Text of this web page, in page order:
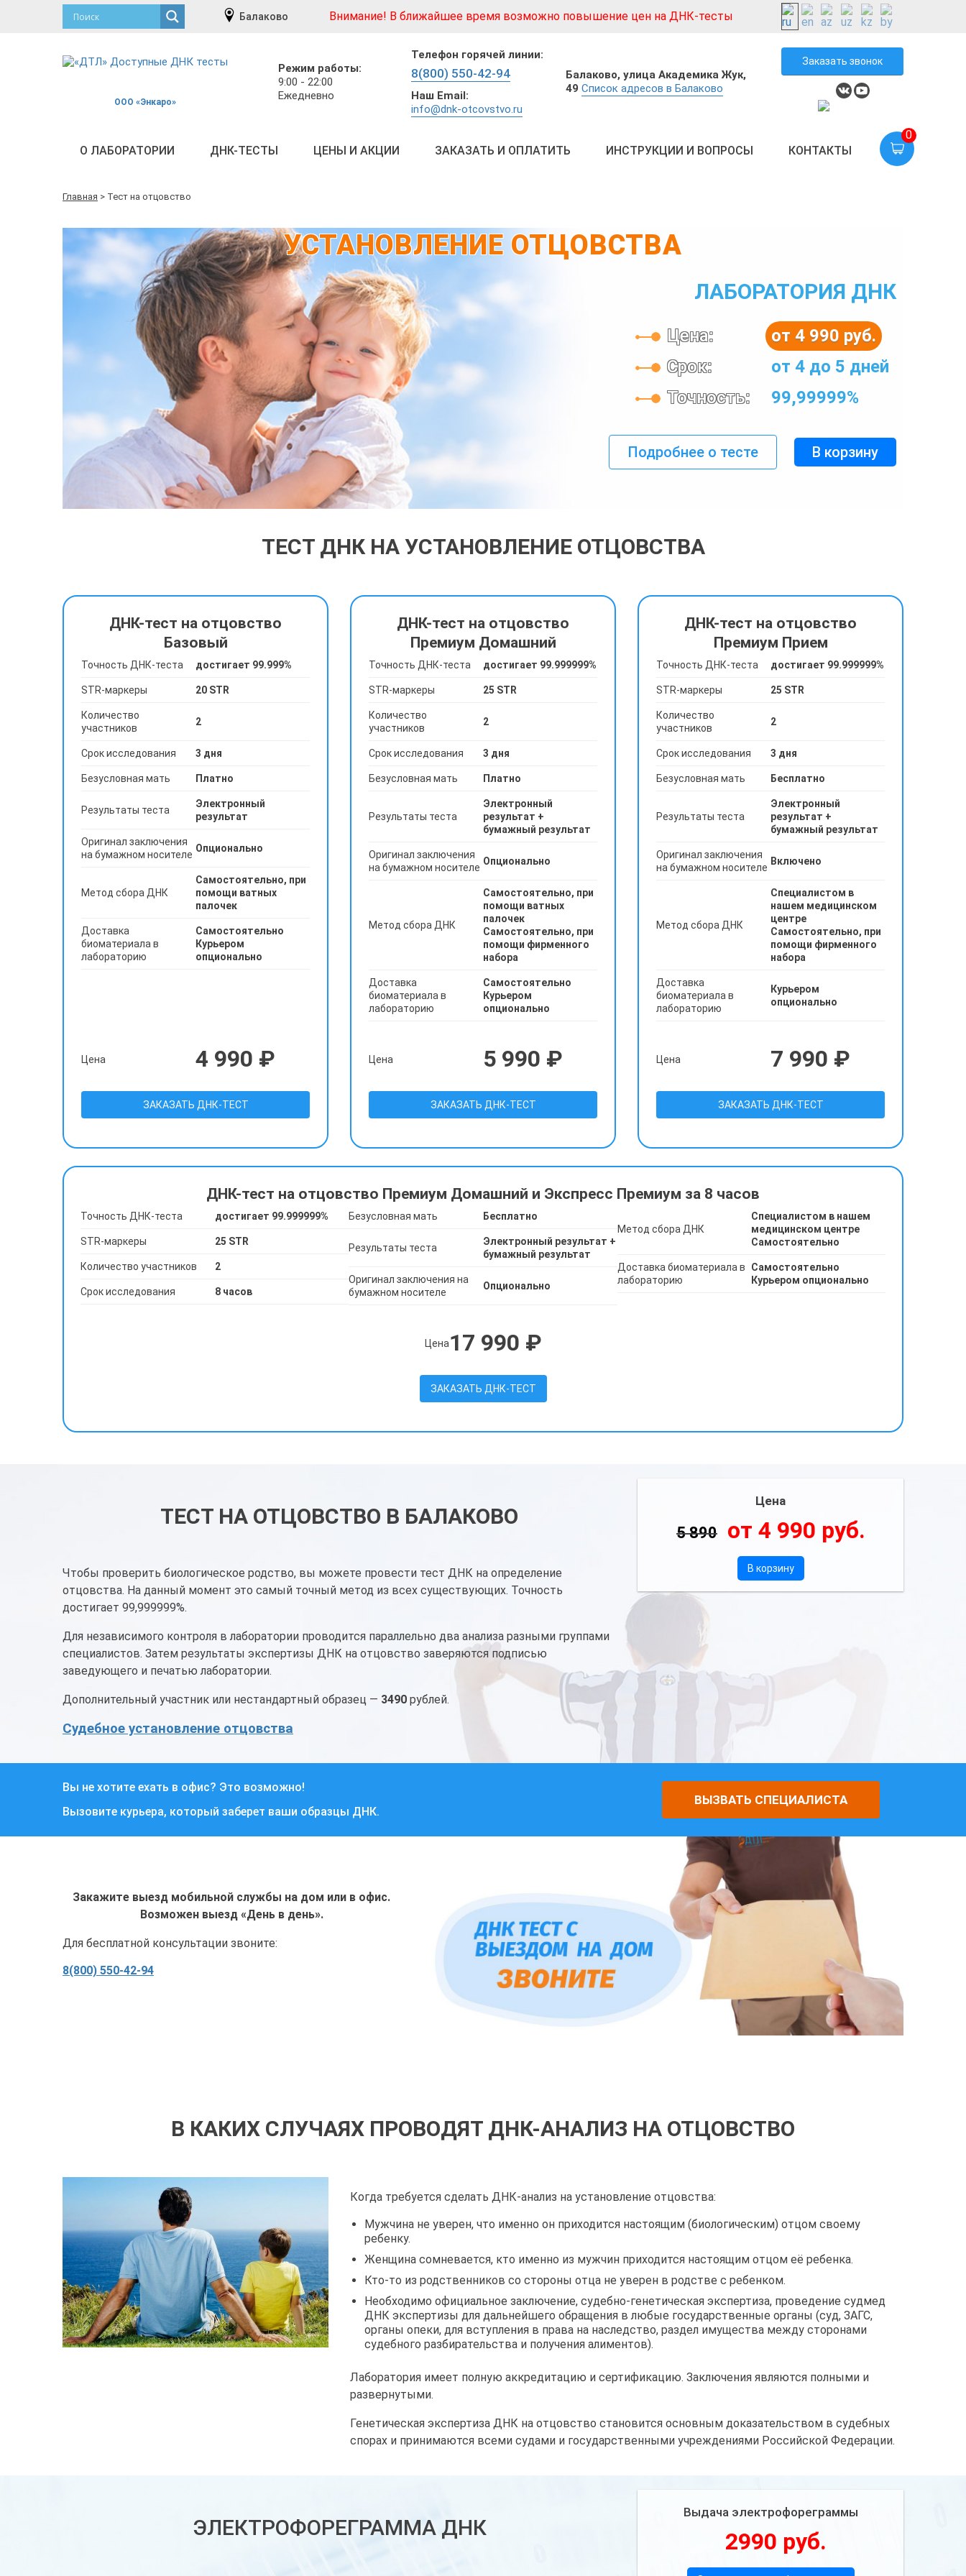
Балаково Внимание! В ближайшее время возможно повышение цен на ДНК-тесты
ООО «Энкаро»
Режим работы:
9:00 - 22:00
Ежедневно
Телефон горячей линии:
8(800) 550-42-94
Наш Email:
info@dnk-otcovstvo.ru
Балаково, улица Академика Жук,
49 Список адресов в Балаково
Заказать звонок
О ЛАБОРАТОРИИ ДНК-ТЕСТЫ ЦЕНЫ И АКЦИИ ЗАКАЗАТЬ И ОПЛАТИТЬ ИНСТРУКЦИИ И ВОПРОСЫ КОНТАКТЫ
0
Главная > Тест на отцовство
УСТАНОВЛЕНИЕ ОТЦОВСТВА
ЛАБОРАТОРИЯ ДНК
Цена:
от 4 990 руб.
Срок:
от 4 до 5 дней
Точность:
99,99999%
Подробнее о тесте В корзину
ТЕСТ ДНК НА УСТАНОВЛЕНИЕ ОТЦОВСТВА
ДНК-тест на отцовство
Базовый
Точность ДНК-теста достигает 99.999%
STR-маркеры 20 STR
Количество
участников
2
Срок исследования 3 дня
Безусловная мать Платно
Результаты теста
Электронный
результат
Оригинал заключения
на бумажном носителе
Опционально
Метод сбора ДНК
Самостоятельно, при
помощи ватных
палочек
Доставка
биоматериала в
лабораторию
Самостоятельно
Курьером
опционально
Цена 4 990 ₽
ЗАКАЗАТЬ ДНК-ТЕСТ
ДНК-тест на отцовство
Премиум Домашний
Точность ДНК-теста достигает 99.999999%
STR-маркеры 25 STR
Количество
участников
2
Срок исследования 3 дня
Безусловная мать Платно
Результаты теста
Электронный
результат +
бумажный результат
Оригинал заключения
на бумажном носителе
Опционально
Метод сбора ДНК
Самостоятельно, при
помощи ватных
палочек
Самостоятельно, при
помощи фирменного
набора
Доставка
биоматериала в
лабораторию
Самостоятельно
Курьером
опционально
Цена 5 990 ₽
ЗАКАЗАТЬ ДНК-ТЕСТ
ДНК-тест на отцовство
Премиум Прием
Точность ДНК-теста достигает 99.999999%
STR-маркеры 25 STR
Количество
участников
2
Срок исследования 3 дня
Безусловная мать Бесплатно
Результаты теста
Электронный
результат +
бумажный результат
Оригинал заключения
на бумажном носителе
Включено
Метод сбора ДНК
Специалистом в
нашем медицинском
центре
Самостоятельно, при
помощи фирменного
набора
Доставка
биоматериала в
лабораторию
Курьером
опционально
Цена 7 990 ₽
ЗАКАЗАТЬ ДНК-ТЕСТ
ДНК-тест на отцовство Премиум Домашний и Экспресс Премиум за 8 часов
Точность ДНК-теста достигает 99.999999%
STR-маркеры 25 STR
Количество участников 2
Срок исследования 8 часов
Безусловная мать Бесплатно
Результаты теста
Электронный результат +
бумажный результат
Оригинал заключения на
бумажном носителе
Опционально
Метод сбора ДНК
Специалистом в нашем
медицинском центре
Самостоятельно
Доставка биоматериала в
лабораторию
Самостоятельно
Курьером опционально
Цена17 990 ₽
ЗАКАЗАТЬ ДНК-ТЕСТ
ТЕСТ НА ОТЦОВСТВО В БАЛАКОВО
Чтобы проверить биологическое родство, вы можете провести тест ДНК на определение
отцовства. На данный момент это самый точный метод из всех существующих. Точность
достигает 99,999999%.
Для независимого контроля в лаборатории проводится параллельно два анализа разными группами
специалистов. Затем результаты экспертизы ДНК на отцовство заверяются подписью
заведующего и печатью лаборатории.
Дополнительный участник или нестандартный образец — 3490 рублей.
Судебное установление отцовства
Цена
5 890 от 4 990 руб.
В корзину
Вы не хотите ехать в офис? Это возможно!
Вызовите курьера, который заберет ваши образцы ДНК.
ВЫЗВАТЬ СПЕЦИАЛИСТА
Закажите выезд мобильной службы на дом или в офис.
Возможен выезд «День в день».
Для бесплатной консультации звоните:
8(800) 550-42-94
В КАКИХ СЛУЧАЯХ ПРОВОДЯТ ДНК-АНАЛИЗ НА ОТЦОВСТВО
Когда требуется сделать ДНК-анализ на установление отцовства:
Мужчина не уверен, что именно он приходится настоящим (биологическим) отцом своему
ребенку.
Женщина сомневается, кто именно из мужчин приходится настоящим отцом её ребенка.
Кто-то из родственников со стороны отца не уверен в родстве с ребенком.
Необходимо официальное заключение, судебно-генетическая экспертиза, проведение судмед
ДНК экспертизы для дальнейшего обращения в любые государственные органы (суд, ЗАГС,
органы опеки, для вступления в права на наследство, раздел имущества между сторонами
судебного разбирательства и получения алиментов).
Лаборатория имеет полную аккредитацию и сертификацию. Заключения являются полными и
развернутыми.
Генетическая экспертиза ДНК на отцовство становится основным доказательством в судебных
спорах и принимаются всеми судами и государственными учреждениями Российской Федерации.
ЭЛЕКТРОФОРЕГРАММА ДНК
Выдача электрофореграммы
2990 руб.